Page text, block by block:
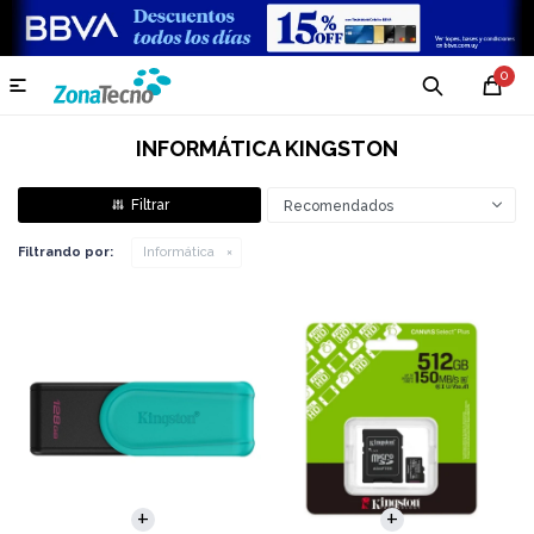
0

INFORMÁTICA KINGSTON
Recomendados
Filtrando por: Informática